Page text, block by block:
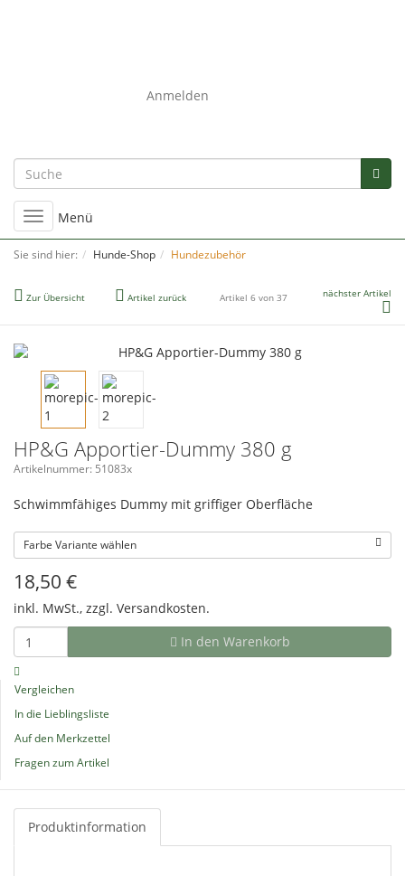
Anmelden
Umschalten
der
Navigation
Menü
Sie sind hier: Hunde-Shop Hundezubehör
Zur Übersicht Artikel zurück Artikel 6 von 37 nächster Artikel
HP&G Apportier-Dummy 380 g
Artikelnummer: 51083x
Schwimmfähiges Dummy mit griffiger Oberfläche
Farbe Variante wählen
18,50 €
inkl. MwSt., zzgl. Versandkosten.
In den Warenkorb
Vergleichen
In die Lieblingsliste
Auf den Merkzettel
Fragen zum Artikel
Produktinformation